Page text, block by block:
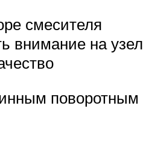
смесителя
внимание на узел
поворотным